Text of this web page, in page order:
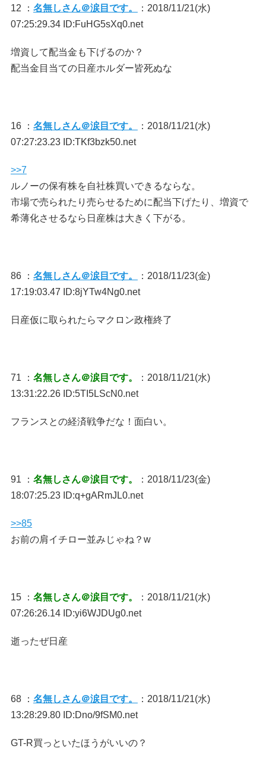
12 ： 名無しさん＠涙目です。
：2018/11/21(水)
07:25:29.34 ID:FuHG5sXq0.net
増資して配当金も下げるのか？
配当金目当ての日産ホルダー皆死ぬな
16 ： 名無しさん＠涙目です。
：2018/11/21(水)
07:27:23.23 ID:TKf3bzk50.net
>>7
ルノーの保有株を自社株買いできるならな。
市場で売られたり売らせるために配当下げたり、増資で
希薄化させるなら日産株は大きく下がる。
86 ： 名無しさん＠涙目です。
：2018/11/23(金)
17:19:03.47 ID:8jYTw4Ng0.net
日産仮に取られたらマクロン政権終了
71 ： 名無しさん＠涙目です。
：2018/11/21(水)
13:31:22.26 ID:5TI5LScN0.net
フランスとの経済戦争だな！面白い。
91 ： 名無しさん＠涙目です。
：2018/11/23(金)
18:07:25.23 ID:q+gARmJL0.net
>>85
お前の肩イチロー並みじゃね？w
15 ： 名無しさん＠涙目です。
：2018/11/21(水)
07:26:26.14 ID:yi6WJDUg0.net
逝ったぜ日産
68 ： 名無しさん＠涙目です。
：2018/11/21(水)
13:28:29.80 ID:Dno/9fSM0.net
GT-R買っといたほうがいいの？